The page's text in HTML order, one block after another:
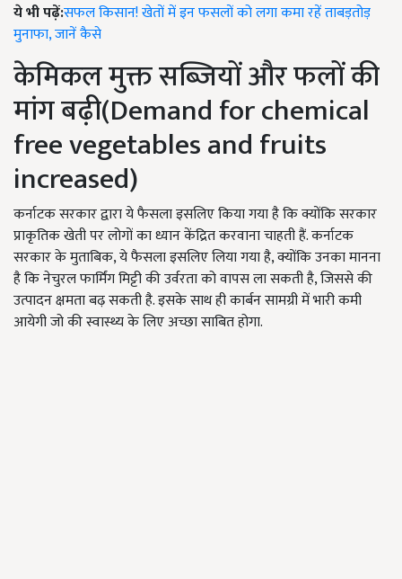
ये भी पढ़ें:सफल किसान! खेतों में इन फसलों को लगा कमा रहें ताबड़तोड़
मुनाफा, जानें कैसे
केमिकल मुक्त सब्जियों और फलों की
मांग बढ़ी(Demand for chemical
free vegetables and fruits
increased)
कर्नाटक सरकार द्वारा ये फैसला इसलिए किया गया है कि क्योंकि सरकार
प्राकृतिक खेती पर लोगों का ध्यान केंद्रित करवाना चाहती हैं. कर्नाटक
सरकार के मुताबिक, ये फैसला इसलिए लिया गया है, क्योंकि उनका मानना
है कि नेचुरल फार्मिंग मिट्टी की उर्वरता को वापस ला सकती है, जिससे की
उत्पादन क्षमता बढ़ सकती है. इसके साथ ही कार्बन सामग्री में भारी कमी
आयेगी जो की स्वास्थ्य के लिए अच्छा साबित होगा.